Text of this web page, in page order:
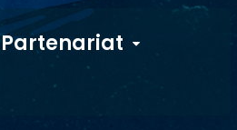
Partenariat